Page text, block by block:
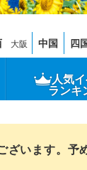
大阪 中国 四
人気
ランキ
います。予